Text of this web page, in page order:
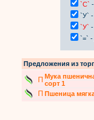
`С` -
`У` -
`У` -
`=` -
Предложения из
П Мука
сорт 1
П Пшеница